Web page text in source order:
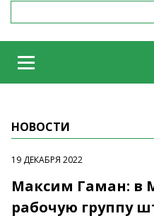
НОВОСТИ
19 ДЕКАБРЯ 2022
Максим Гаман: в
рабочую группу